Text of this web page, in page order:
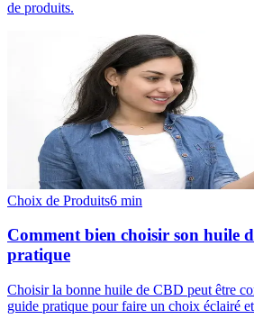
de produits.
Choix de Produits6 min
Comment bien choisir son huile
pratique
Choisir la bonne huile de CBD peut être
guide pratique pour faire un choix éclairé